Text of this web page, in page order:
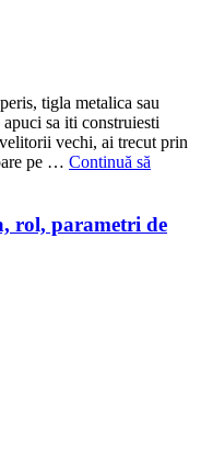
tigla metalica sau
sa iti construiesti
vechi, ai trecut prin
pe … Continuă să
rol, parametri de